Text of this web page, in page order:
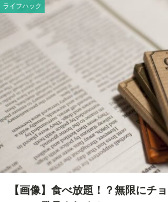
ライフハック
【画像】食べ放題！？無限にチ